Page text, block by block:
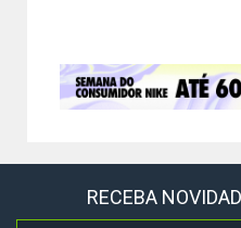
RECEBA